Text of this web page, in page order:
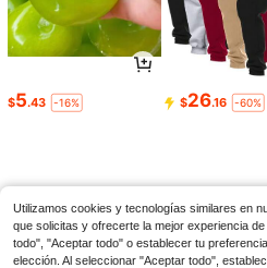
Ahorro de $3.33
1 set de 5 piezas Accesorios de fies
ta de vacaciones de mujeres de los
de baile de Navidad, Halloween, bai
le de graduación
en Boho Accesorios de disfraces
$8.67 -28%
$
$5.43 -16% $26.16 -60%
Utilizamos cookies y tecnologías similares en
que solicitas y ofrecerte la mejor experiencia
todo", "Aceptar todo" o establecer tu
elección. Al seleccionar "Aceptar todo",